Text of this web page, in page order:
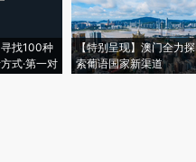
寻找100种
式·第一对
【特别呈现】澳门全力探
索葡语国家新渠道